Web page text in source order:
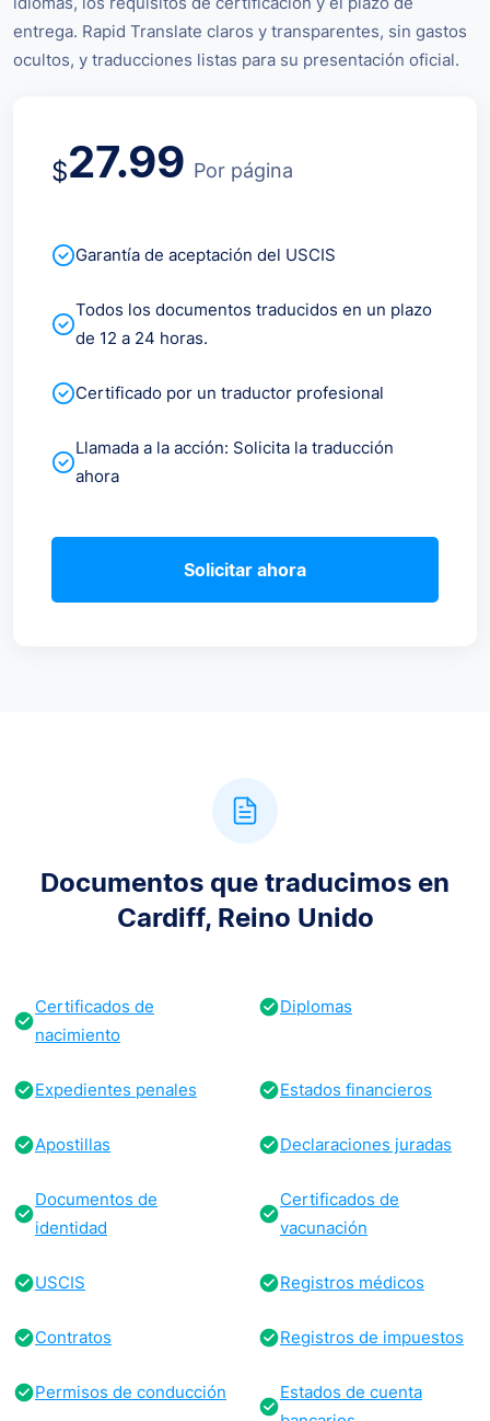
entrega. Rapid Translate claros y transparentes, sin gastos
ocultos, y traducciones listas para su presentación oficial.
$27.99 Por página
Garantía de aceptación del USCIS
Todos los documentos traducidos en un plazo
de 12 a 24 horas.
Certificado por un traductor profesional
Llamada a la acción: Solicita la traducción
ahora
Solicitar ahora
Documentos que traducimos en
Cardiff, Reino Unido
Certificados de
nacimiento
Diplomas
Expedientes penales Estados financieros
Apostillas Declaraciones juradas
Documentos de
identidad
Certificados de
vacunación
USCIS Registros médicos
Contratos Registros de impuestos
Permisos de conducción
Estados de cuenta